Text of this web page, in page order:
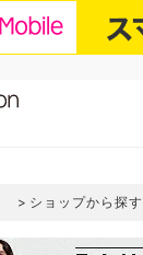
ショップから探す